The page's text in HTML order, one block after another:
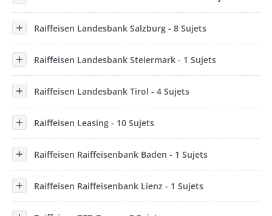
Raiffeisen Landesbank Salzburg - 8 Sujets
Raiffeisen Landesbank Steiermark - 1 Sujets
Raiffeisen Landesbank Tirol - 4 Sujets
Raiffeisen Leasing - 10 Sujets
Raiffeisen Raiffeisenbank Baden - 1 Sujets
Raiffeisen Raiffeisenbank Lienz - 1 Sujets